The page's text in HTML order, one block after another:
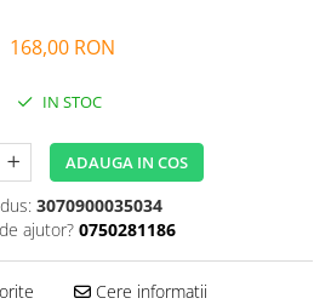
168,00 RON
IN STOC
ADAUGA IN COS
3070900035034
ajutor? 0750281186
Cere informatii